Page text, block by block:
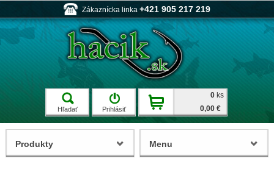
Zákaznícka linka +421 905 217 219
Hľadať Prihlásiť
0 ks
0,00 €
Produkty Menu